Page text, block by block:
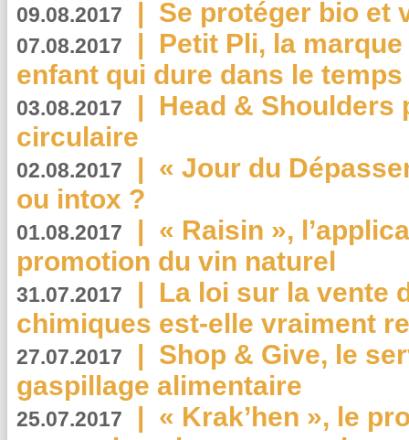
09.08.2017 | Se protéger bio et
07.08.2017 | Petit Pli, la
enfant qui dure dans le temps
03.08.2017 | Head & Shoulders
circulaire
02.08.2017 | « Jour du
ou intox ?
01.08.2017 | « Raisin »,
promotion du vin naturel
31.07.2017 | La loi sur la vente
chimiques est-elle vraiment
27.07.2017 | Shop & Give, le
gaspillage alimentaire
25.07.2017 | « Krak’hen », le